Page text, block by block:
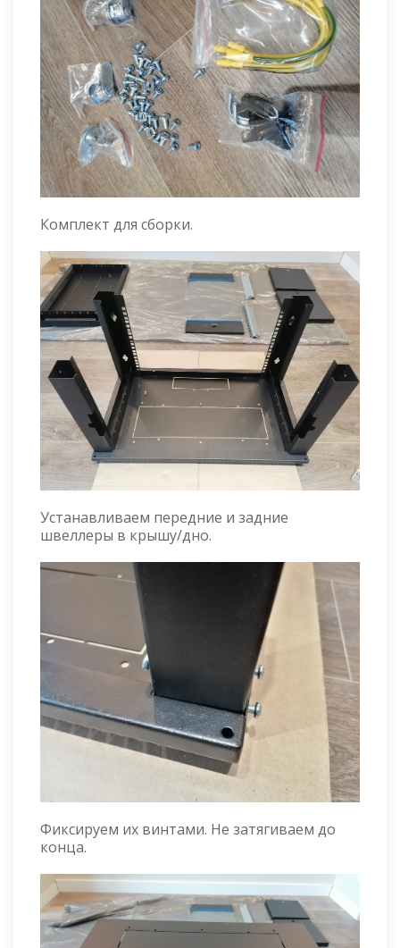
Комплект для сборки.
Устанавливаем передние и задние
швеллеры в крышу/дно.
Фиксируем их винтами. Не затягиваем до
конца.